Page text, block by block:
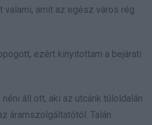
valami, amit az egész város rég
ezért kinyitottam a bejárati
áll ott, aki az utcánk túloldalán
áramszolgáltatótól. Talán